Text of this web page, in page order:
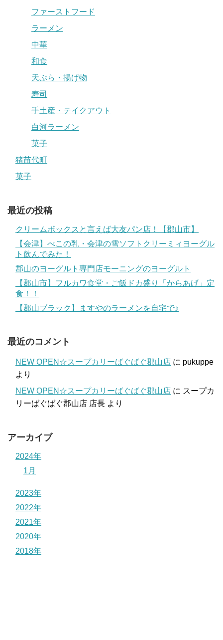
ファーストフード
ラーメン
中華
和食
天ぷら・揚げ物
寿司
手土産・テイクアウト
白河ラーメン
菓子
猪苗代町
菓子
最近の投稿
クリームボックスと言えば大友パン店！【郡山市】
【会津】べこの乳・会津の雪ソフトクリーミィヨーグル
ト飲んでみた！
郡山のヨーグルト専門店モーニングのヨーグルト
【郡山市】フルカワ食堂・ご飯ドカ盛り「からあげ」定
食！！
【郡山ブラック】ますやのラーメンを自宅で♪
最近のコメント
NEW OPEN☆スープカリーばぐばぐ郡山店 に pukuppe
より
NEW OPEN☆スープカリーばぐばぐ郡山店 に スープカ
リーばぐばぐ郡山店 店長 より
アーカイブ
2024年
1月
2023年
2022年
2021年
2020年
2018年